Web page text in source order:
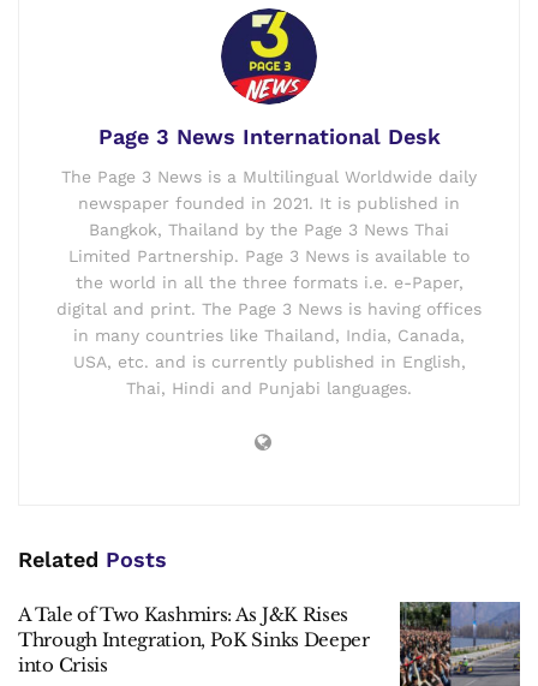
Page 3 News International Desk
The Page 3 News is a Multilingual Worldwide daily
newspaper founded in 2021. It is published in
Bangkok, Thailand by the Page 3 News Thai
Limited Partnership. Page 3 News is available to
the world in all the three formats i.e. e-Paper,
digital and print. The Page 3 News is having offices
in many countries like Thailand, India, Canada,
USA, etc. and is currently published in English,
Thai, Hindi and Punjabi languages.
Related Posts
A Tale of Two Kashmirs: As J&K Rises
Through Integration, PoK Sinks Deeper
into Crisis